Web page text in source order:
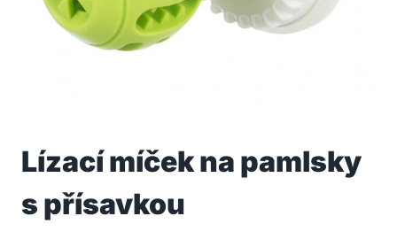
Lízací míček na pamlsky
s přísavkou